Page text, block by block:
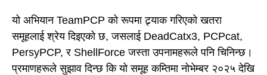
यो अभियान TeamPCP को रूपमा ट्र्याक गरिएको खतरा
समूहलाई श्रेय दिइएको छ, जसलाई DeadCatx3, PCPcat,
PersyPCP, र ShellForce जस्ता उपनामहरूले पनि चिनिन्छ।
प्रमाणहरूले सुझाव दिन्छ कि यो समूह कम्तिमा नोभेम्बर २०२५ देखि